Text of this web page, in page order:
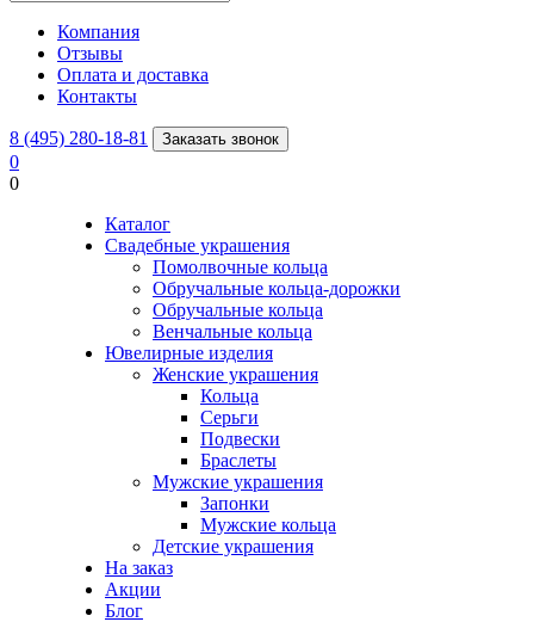
Компания
Отзывы
Оплата и доставка
Контакты
8 (495) 280-18-81 Заказать звонок
0
0
Каталог
Свадебные украшения
Помолвочные кольца
Обручальные кольца-дорожки
Обручальные кольца
Венчальные кольца
Ювелирные изделия
Женские украшения
Кольца
Серьги
Подвески
Браслеты
Мужские украшения
Запонки
Мужские кольца
Детские украшения
На заказ
Акции
Блог